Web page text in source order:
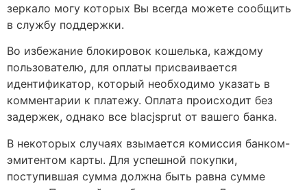
зеркало могу которых Вы всегда можете сообщить
в службу поддержки.
Во избежание блокировок кошелька, каждому
пользователю, для оплаты присваивается
идентификатор, который необходимо указать в
комментарии к платежу. Оплата происходит без
задержек, однако все blacjsprut от вашего банка.
В некоторых случаях взымается комиссия банком-
эмитентом карты. Для успешной покупки,
поступившая сумма должна быть равна сумме